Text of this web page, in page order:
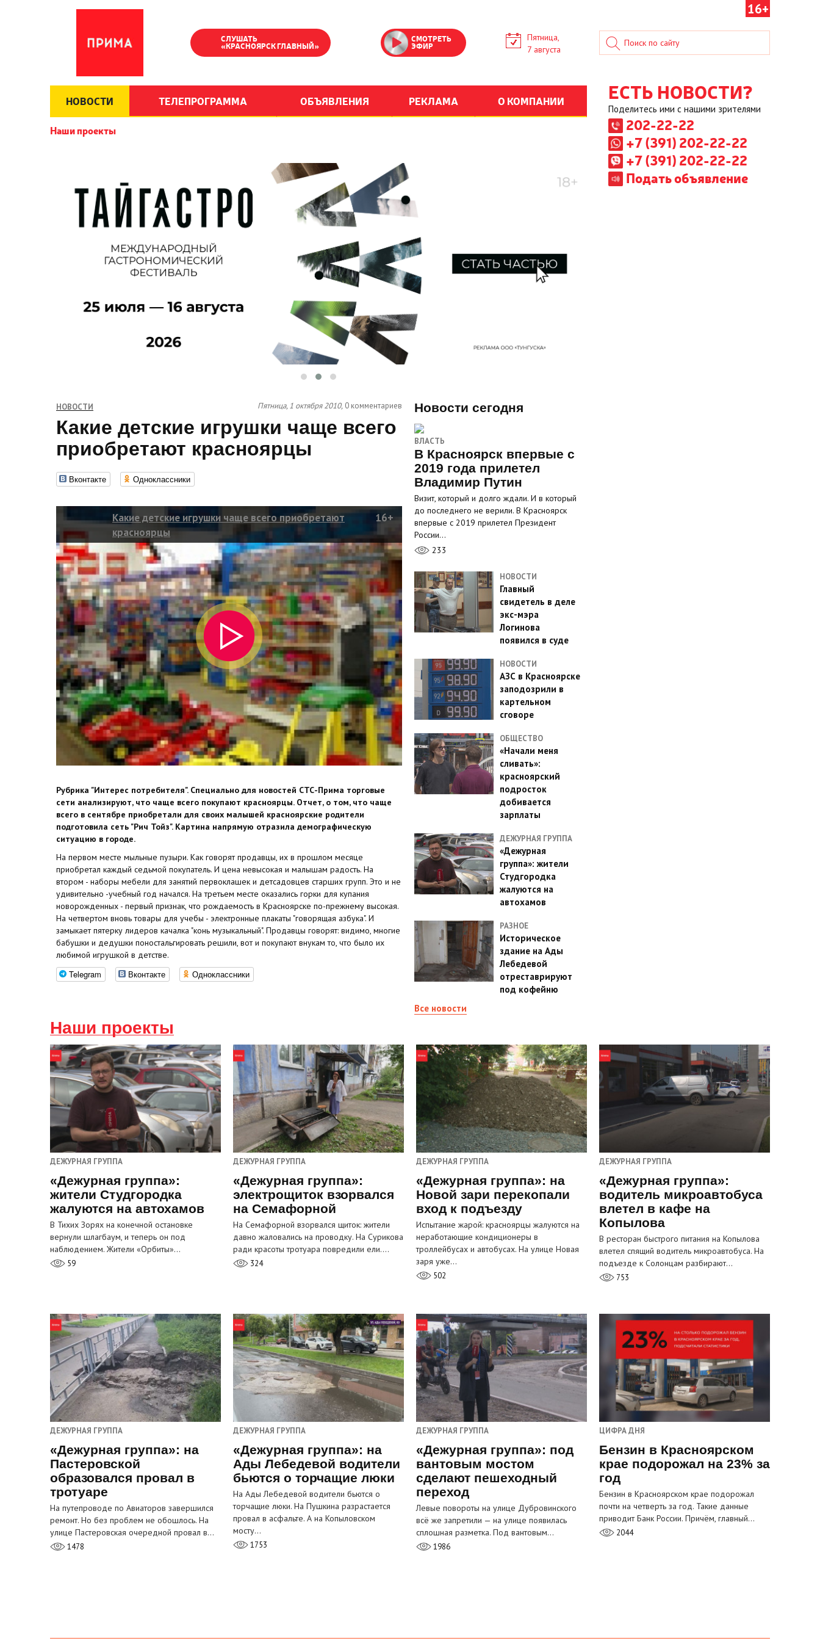
16+
СЛУШАТЬ
«КРАСНОЯРСК ГЛАВНЫЙ»
СМОТРЕТЬ
ЭФИР
Пятница,
7 августа
НОВОСТИ ТЕЛЕПРОГРАММА ОБЪЯВЛЕНИЯ РЕКЛАМА О КОМПАНИИ
Наши проекты
ЕСТЬ НОВОСТИ?
Поделитесь ими с нашими зрителями
202-22-22
+7 (391) 202-22-22
+7 (391) 202-22-22
Подать объявление
НОВОСТИ Пятница, 1 октября 2010, 0 комментариев
Какие детские игрушки чаще всего
приобретают красноярцы
Вконтакте Одноклассники
Какие детские игрушки чаще всего приобретают
красноярцы
16+
Рубрика "Интерес потребителя". Специально для новостей СТС-Прима торговые
сети анализируют, что чаще всего покупают красноярцы. Отчет, о том, что чаще
всего в сентябре приобретали для своих малышей красноярские родители
подготовила сеть "Рич Тойз". Картина напрямую отразила демографическую
ситуацию в городе.
На первом месте мыльные пузыри. Как говорят продавцы, их в прошлом месяце
приобретал каждый седьмой покупатель. И цена невысокая и малышам радость. На
втором - наборы мебели для занятий первоклашек и детсадовцев старших групп. Это и не
удивительно -учебный год начался. На третьем месте оказались горки для купания
новорожденных - первый признак, что рождаемость в Красноярске по-прежнему высокая.
На четвертом вновь товары для учебы - электронные плакаты "говорящая азбука". И
замыкает пятерку лидеров качалка "конь музыкальный". Продавцы говорят: видимо, многие
бабушки и дедушки поностальгировать решили, вот и покупают внукам то, что было их
любимой игрушкой в детстве.
Telegram Вконтакте Одноклассники
Новости сегодня
ВЛАСТЬ
В Красноярск впервые с
2019 года прилетел
Владимир Путин
Визит, который и долго ждали. И в который
до последнего не верили. В Красноярск
впервые с 2019 прилетел Президент
России…
233
НОВОСТИ
Главный
свидетель в деле
экс-мэра
Логинова
появился в суде
НОВОСТИ
АЗС в Красноярске
заподозрили в
картельном
сговоре
ОБЩЕСТВО
«Начали меня
сливать»:
красноярский
подросток
добивается
зарплаты
ДЕЖУРНАЯ ГРУППА
«Дежурная
группа»: жители
Студгородка
жалуются на
автохамов
РАЗНОЕ
Историческое
здание на Ады
Лебедевой
отреставрируют
под кофейню
Все новости
Наши проекты
ДЕЖУРНАЯ ГРУППА
«Дежурная группа»:
жители Студгородка
жалуются на автохамов
В Тихих Зорях на конечной остановке
вернули шлагбаум, и теперь он под
наблюдением. Жители «Орбиты»…
59
ДЕЖУРНАЯ ГРУППА
«Дежурная группа»:
электрощиток взорвался
на Семафорной
На Семафорной взорвался щиток: жители
давно жаловались на проводку. На Сурикова
ради красоты тротуара повредили ели.…
324
ДЕЖУРНАЯ ГРУППА
«Дежурная группа»: на
Новой зари перекопали
вход к подъезду
Испытание жарой: красноярцы жалуются на
неработающие кондиционеры в
троллейбусах и автобусах. На улице Новая
заря уже…
502
ДЕЖУРНАЯ ГРУППА
«Дежурная группа»:
водитель микроавтобуса
влетел в кафе на
Копылова
В ресторан быстрого питания на Копылова
влетел спящий водитель микроавтобуса. На
подъезде к Солонцам разбирают…
753
ДЕЖУРНАЯ ГРУППА
«Дежурная группа»: на
Пастеровской
образовался провал в
тротуаре
На путепроводе по Авиаторов завершился
ремонт. Но без проблем не обошлось. На
улице Пастеровская очередной провал в…
1478
ДЕЖУРНАЯ ГРУППА
«Дежурная группа»: на
Ады Лебедевой водители
бьются о торчащие люки
На Ады Лебедевой водители бьются о
торчащие люки. На Пушкина разрастается
провал в асфальте. А на Копыловском
мосту…
1753
ДЕЖУРНАЯ ГРУППА
«Дежурная группа»: под
вантовым мостом
сделают пешеходный
переход
Левые повороты на улице Дубровинского
всё же запретили — на улице появилась
сплошная разметка. Под вантовым…
1986
ЦИФРА ДНЯ
Бензин в Красноярском
крае подорожал на 23% за
год
Бензин в Красноярском крае подорожал
почти на четверть за год. Такие данные
приводит Банк России. Причём, главный…
2044